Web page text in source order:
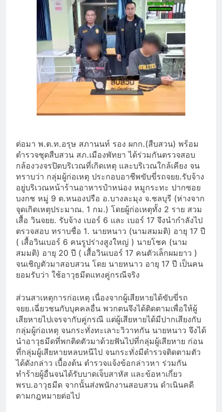
ต่อมา พ.ต.ท.อรุษ สภานนท์ รอง ผกก.(สืบสวน) พร้อม
ตำรวจชุดสืบสวน สภ.เมืองพัทยา ได้ร่วมกันตรวจสอบ
กล้องวงจรปิดบริเวณที่เกิดเหตุ และบริเวณใกล้เคียง จน
ทราบว่า กลุ่มผู้ก่อเหตุ ประกอบอาชีพขับขี่รถจยย.รับจ้าง
อยู่บริเวณหน้าร้านอาหารป๋าหน่อง หมูกระทะ ปากซอย
บงกช หมู่ 9 ต.หนองปรือ อ.บางละมุง จ.ชลบุรี (ห่างจาก
จุดเกิดเหตุประมาณ. 1 กม.) โดยผู้ก่อเหตุทั้ง 2 ราย สวม
เสื้อ วินจยย. รับจ้าง เบอร์ 6 และ เบอร์ 17 จึงนำกำลังไป
ตรวจสอบ ทราบชื่อ 1. นายหนาว (นามสมมติ) อายุ 17 ปี
( เสื้อวินเบอร์ 6 คนรูปร่างสูงใหญ่ ) นายโชค (นาม
สมมติ) อายุ 20 ปี ( เสื้อวินเบอร์ 17 คนตัวเล็กผมยาว )
จนเชิญตัวมาสอบสวน โดย นายหนาว อายุ 17 ปี เป็นคน
ยอมรับว่า ใช้อาวุธมีดแทงคู่กรณีจริง
ส่วนสาเหตุการก่อเหตุ เนื่องจากผู้เสียหายได้ขับขี่รถ
จยย.เฉี่ยวชนกับบุคคลอื่น พวกตนจึงได้ติดตามเพื่อให้ผู้
เสียหายไปเจรจากับคู่กรณี แต่ผู้เสียหายได้มีปากเสียงกับ
กลุ่มผู้ก่อเหตุ จนกระทั่งทะเลาะวิวาทกัน นายหนาว จึงได้
นำอาวุธมีดที่พกติดตัวมาด้วยฟันไปที่กลุ่มผู้เสียหาย ก่อน
ที่กลุ่มผู้เสียหายหลบหนีไป จนกระทั่งมีตำรวจติดตามตัว
ได้ดังกล่าว เบื้องต้น ตำรวจแจ้งข้อกล่าวหา ร่วมกัน
ทำร้ายผู้อื่นจนได้รับบาดเจ็บสาหัส และข้อหาเกี่ยว
พรบ.อาวุธมีด จากนั้นส่งพนักงานสอบสวน ดำเนินคดี
ตามกฎหมายต่อไป